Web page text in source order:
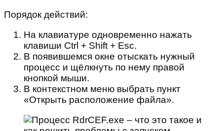
Порядок действий:
На клавиатуре одновременно нажать
клавиши Ctrl + Shift + Esc.
В появившемся окне отыскать нужный
процесс и щёлкнуть по нему правой
кнопкой мыши.
В контекстном меню выбрать пункт
«Открыть расположение файла».